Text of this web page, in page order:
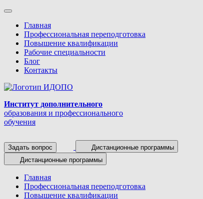
Главная
Профессиональная переподготовка
Повышение квалификации
Рабочие специальности
Блог
Контакты
Институт дополнительного
образования и профессионального
обучения
Задать вопрос
Дистанционные программы
Дистанционные программы
Главная
Профессиональная переподготовка
Повышение квалификации